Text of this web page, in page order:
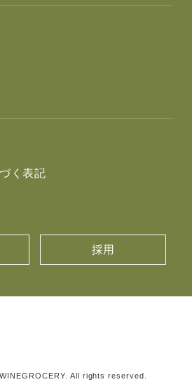
く表記
採用
All rights reserved.